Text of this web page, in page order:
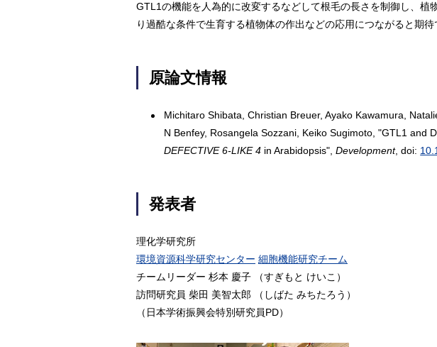
GTL1の機能を人為的に改変するなどして根毛の長さを制御し、
り過酷な条件で生育する植物体の作出などの応用につながると期待
原論文情報
Michitaro Shibata, Christian Breuer, Ayako Kawamura,
N Benfey, Rosangela Sozzani, Keiko Sugimoto, "GTL1
DEFECTIVE 6-LIKE 4 in Arabidopsis",Development, doi:
発表者
理化学研究所
環境資源科学研究センター 細胞機能研究チーム
チームリーダー 杉本 慶子 （すぎもと けいこ）
訪問研究員 柴田 美智太郎 （しばた みちたろう）
（日本学術振興会特別研究員PD）